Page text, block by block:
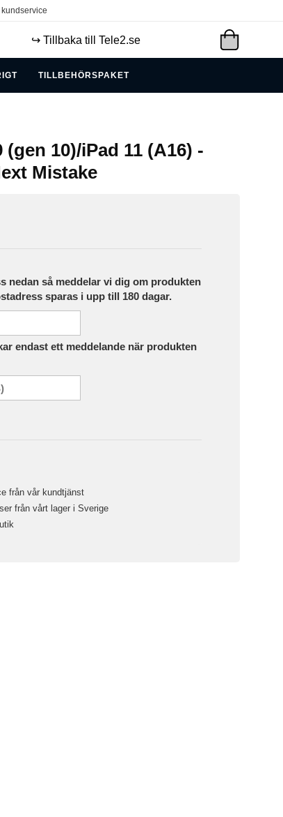
↪️ Tillbaka till Tele2.se
TILLBEHÖRSPAKET
10)/iPad 11 (A16) -
Mistake
nedan så meddelar vi dig om produkten
sparas i upp till 180 dagar.
endast ett meddelande när produkten
från vår kundtjänst
från vårt lager i Sverige